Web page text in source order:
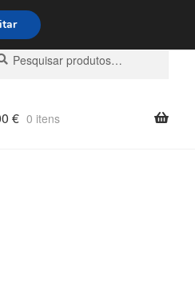
800 500 967
€ 0 itens